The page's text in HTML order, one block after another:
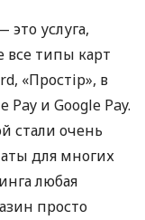
услуга,
все типы карт
«Простір», в
и Google Pay.
стали очень
для многих
любая
просто